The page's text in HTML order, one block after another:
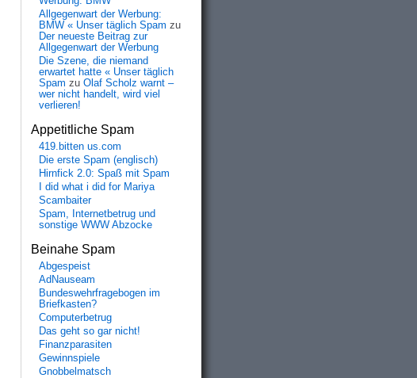
Allgegenwart der Werbung:
BMW « Unser täglich Spam zu
Der neueste Beitrag zur
Allgegenwart der Werbung
Die Szene, die niemand
erwartet hatte « Unser täglich
Spam zu Olaf Scholz warnt –
wer nicht handelt, wird viel
verlieren!
Appetitliche Spam
419.bitten us.com
Die erste Spam (englisch)
Hirnfick 2.0: Spaß mit Spam
I did what i did for Mariya
Scambaiter
Spam, Internetbetrug und
sonstige WWW Abzocke
Beinahe Spam
Abgespeist
AdNauseam
Bundeswehrfragebogen im
Briefkasten?
Computerbetrug
Das geht so gar nicht!
Finanzparasiten
Gewinnspiele
Gnobbelmatsch